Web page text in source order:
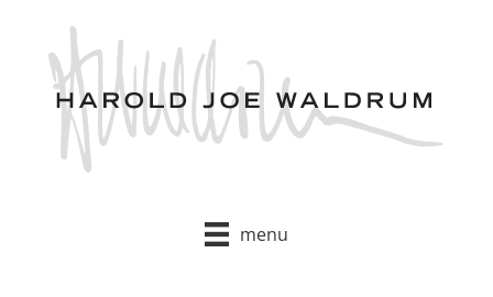
content
menu